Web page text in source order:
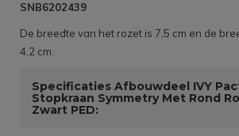
SNB6202439
De breedte van het rozet is 7,5 cm en de
4,2 cm.
Specificaties Afbouwdeel IVY
Stopkraan Symmetry Met Rond
Zwart PED: